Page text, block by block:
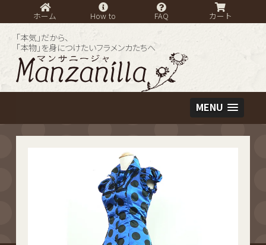
ホーム How to FAQ カート
「本気」だから、
「本物」を身につけたいフラメンカたちへ
MENU